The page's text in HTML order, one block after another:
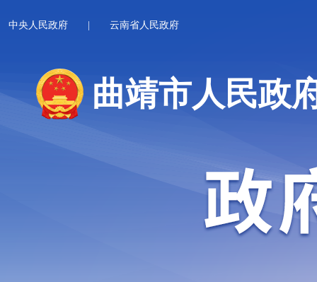
中央人民政府 云南省人民政府
曲靖市人民政